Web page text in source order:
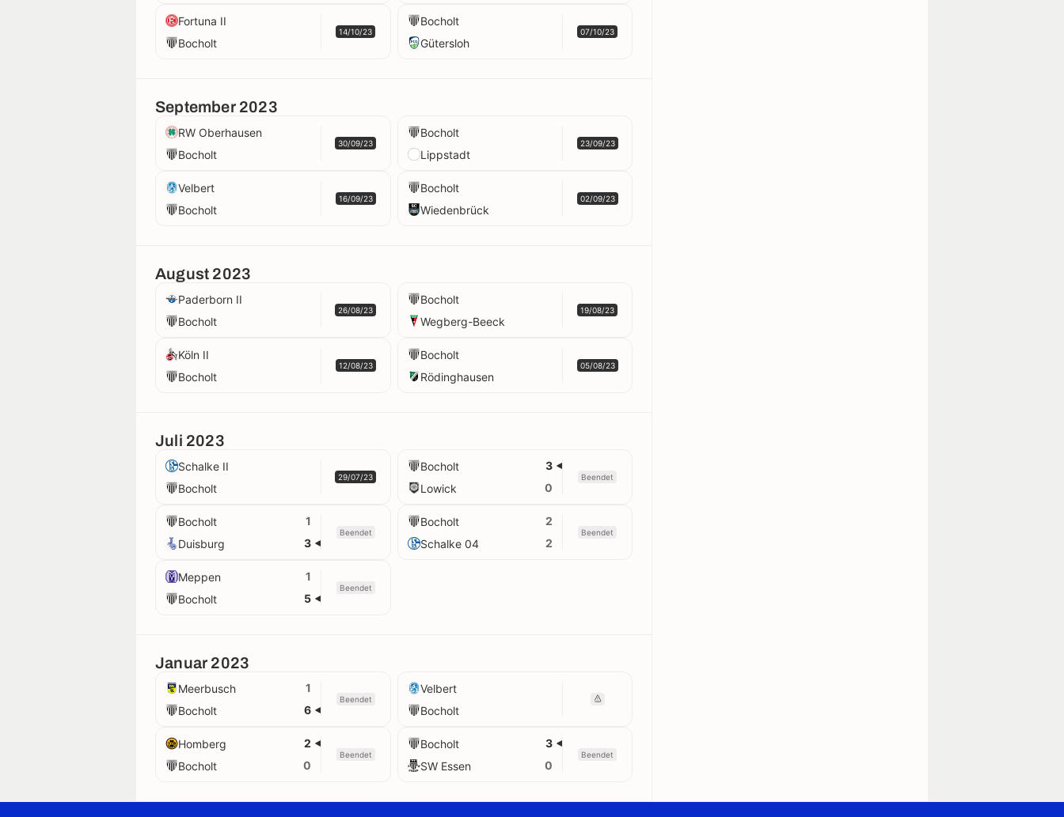
Fortuna II
Bocholt
14/10/23
Bocholt
Gütersloh
07/10/23
September 2023
RW Oberhausen
Bocholt
30/09/23
Bocholt
Lippstadt
23/09/23
Velbert
Bocholt
16/09/23
Bocholt
Wiedenbrück
02/09/23
August 2023
Paderborn II
Bocholt
26/08/23
Bocholt
Wegberg-Beeck
19/08/23
Köln II
Bocholt
12/08/23
Bocholt
Rödinghausen
05/08/23
Juli 2023
Schalke II
Bocholt
29/07/23
Bocholt
3
Lowick
0
Beendet
Bocholt
1
Duisburg
3
Beendet
Bocholt
2
Schalke 04
2
Beendet
Meppen
1
Bocholt
5
Beendet
Januar 2023
Meerbusch
1
Bocholt
6
Beendet
Velbert
Bocholt
Homberg
2
Bocholt
0
Beendet
Bocholt
3
SW Essen
0
Beendet